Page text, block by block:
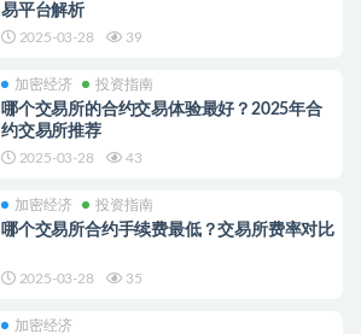
易平台解析
2025-03-28 39
加密经济 投资指南
哪个交易所的合约交易体验最好？2025年合
约交易所推荐
2025-03-28 43
加密经济 投资指南
哪个交易所合约手续费最低？交易所费率对比
2025-03-28 35
加密经济